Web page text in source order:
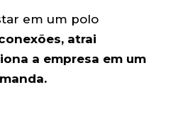
em um polo
atrai
a empresa em um